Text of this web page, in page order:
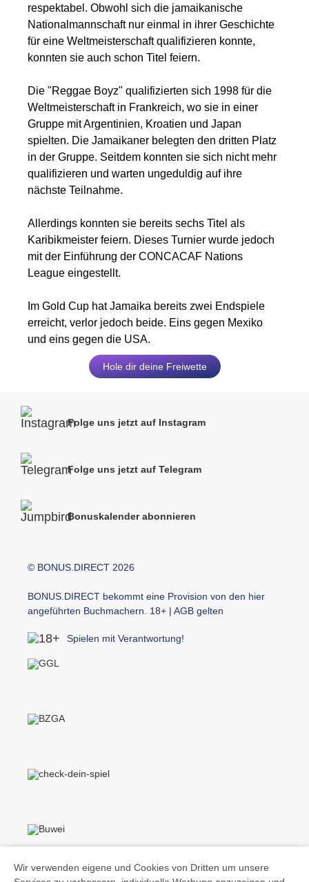
respektabel. Obwohl sich die jamaikanische
Nationalmannschaft nur einmal in ihrer Geschichte
für eine Weltmeisterschaft qualifizieren konnte,
konnten sie auch schon Titel feiern.
Die "Reggae Boyz" qualifizierten sich 1998 für die
Weltmeisterschaft in Frankreich, wo sie in einer
Gruppe mit Argentinien, Kroatien und Japan
spielten. Die Jamaikaner belegten den dritten Platz
in der Gruppe. Seitdem konnten sie sich nicht mehr
qualifizieren und warten ungeduldig auf ihre
nächste Teilnahme.
Allerdings konnten sie bereits sechs Titel als
Karibikmeister feiern. Dieses Turnier wurde jedoch
mit der Einführung der CONCACAF Nations
League eingestellt.
Im Gold Cup hat Jamaika bereits zwei Endspiele
erreicht, verlor jedoch beide. Eins gegen Mexiko
und eins gegen die USA.
Hole dir deine Freiwette
Folge uns jetzt auf Instagram
Folge uns jetzt auf Telegram
Bonuskalender abonnieren
© BONUS.DIRECT 2026
BONUS.DIRECT bekommt eine Provision von den hier
angeführten Buchmachern. 18+ | AGB gelten
Spielen mit Verantwortung!
Wir verwenden eigene und Cookies von Dritten um unsere